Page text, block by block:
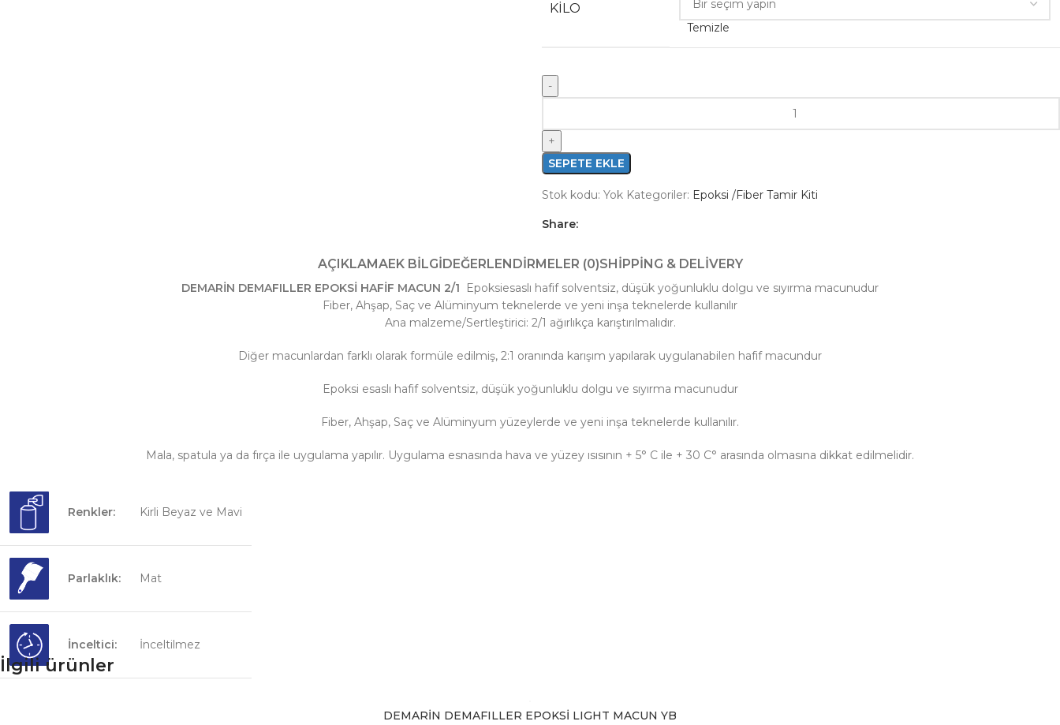
KILO
Temizle
SEPETE EKLE
Stok kodu: Yok Kategoriler: Epoksi /Fiber Tamir Kiti
Share:
AÇIKLAMAEK BILGIDEĞERLENDIRMELER (0)SHIPPING & DELIVERY
DEMARİN DEMAFILLER EPOKSİ HAFİF MACUN 2/1 Epoksiesaslı hafif solventsiz, düşük yoğunluklu dolgu ve sıyırma macunudur
Fiber, Ahşap, Saç ve Alüminyum teknelerde ve yeni inşa teknelerde kullanılır
Ana malzeme/Sertleştirici: 2/1 ağırlıkça karıştırılmalıdır.
Diğer macunlardan farklı olarak formüle edilmiş, 2:1 oranında karışım yapılarak uygulanabilen hafif macundur
Epoksi esaslı hafif solventsiz, düşük yoğunluklu dolgu ve sıyırma macunudur
Fiber, Ahşap, Saç ve Alüminyum yüzeylerde ve yeni inşa teknelerde kullanılır.
Mala, spatula ya da fırça ile uygulama yapılır. Uygulama esnasında hava ve yüzey ısısının + 5° C ile + 30 C° arasında olmasına dikkat edilmelidir.
Renkler: Kirli Beyaz ve Mavi
Parlaklık: Mat
İnceltici: İnceltilmez
İlgili ürünler
DEMARİN DEMAFILLER EPOKSİ LIGHT MACUN YB